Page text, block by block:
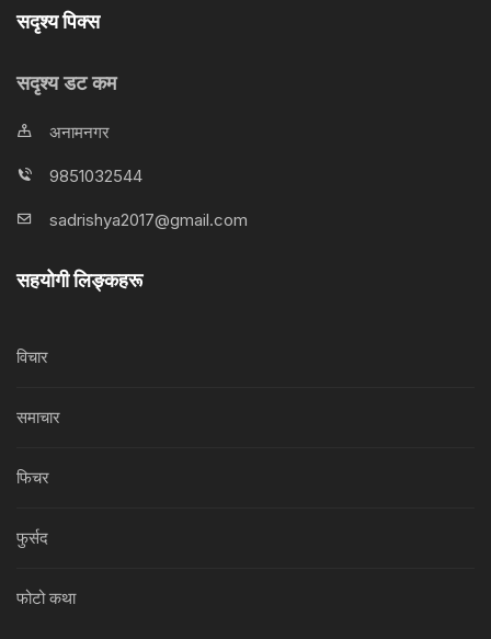
सदृश्य पिक्स
सदृश्य डट कम
अनामनगर
9851032544
sadrishya2017@gmail.com
सहयोगी लिङ्कहरू
विचार
समाचार
फिचर
फुर्सद
फोटो कथा